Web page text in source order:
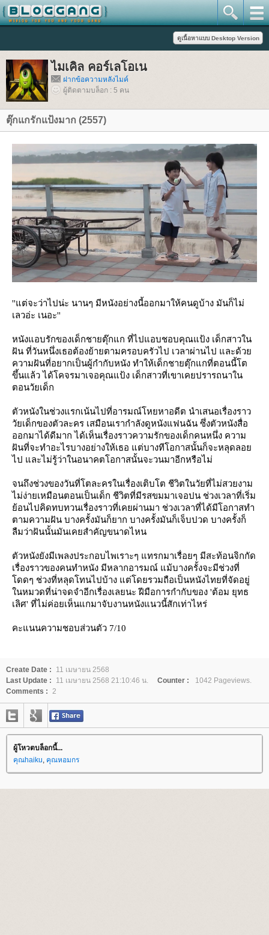
ไมเคิล คอร์เลโอเน
ฝากข้อความหลังไมค์
ผู้ติดตามบล็อก : 5 คน
ตุ๊กแกรักแป้งมาก (2557)
''แต่จะว่าไปน่ะ นานๆ มีหนังอย่างนี้ออกมาให้คนดูบ้าง มันก็ไม่
เลวอ่ะ เนอะ''
หนังแอบรักของเด็กชายตุ๊กแก ที่ไปแอบชอบคุณแป้ง เด็กสาวใน
ฝัน ที่วันหนึ่งเธอต้องย้ายตามครอบครัวไป เวลาผ่านไป และด้ว
ความฝันที่อยากเป็นผู้กำกับหนัง ทำให้เด็กชายตุ๊กแกที่ตอนนี้โต
ขึ้นแล้ว ได้โคจรมาเจอคุณแป้ง เด็กสาวที่เขาเคยปรารถนาใน
ตอนวัยเด็ก
ตัวหนังในช่วงแรกเน้นไปที่อารมณ์โหยหาอดีต นำเสนอเรื่องราว
วัยเด็กของตัวละคร เสมือนเรากำลังดูหนังแฟนฉัน ซึ่งตัวหนังสื่อ
ออกมาได้ดีมาก ได้เห็นเรื่องราวความรักของเด็กคนหนึ่ง ความ
ฝันที่จะทำอะไรบางอย่างให้เธอ แต่บางทีโอกาสนั้นก็จะหลุดลอ
ไป และไม่รู้ว่าในอนาคตโอกาสนั้นจะวนมาอีกหรือไม่
จนถึงช่วงของวันที่โตละครในเรื่องเติบโต ชีวิตในวัยที่ไม่สวยงาม
ไม่ง่ายเหมือนตอนเป็นเด็ก ชีวิตที่มีรสขมมาเจอปน ช่วงเวลาที่เริ่ม
้อนไปคิดทบทวนเรื่องราวที่เคยผ่านมา ช่วงเวลาที่ได้มีโอกาสทำ
ตามความฝัน บางครั้งมันก็ยาก บางครั้งมันก็เจ็บปวด บางครั้งก็
ลืมว่าฝันนั้นมันเคยสำคัญขนาดไหน
ตัวหนังยังมีเพลงประกอบไพเราะๆ แทรกมาเรื่อยๆ มีสะท้อนจิกกัด
เรื่องราวของคนทำหนัง มีหลากอารมณ์ แม้บางครั้งจะมีช่วงที่
ดดๆ ช่วงที่หลุดโทนไปบ้าง แต่โดยรวมถือเป็นหนังไทยที่จัดอยู่
นหมวดที่น่าจดจำอีกเรื่องเลยนะ ฝีมือการกำกับของ 'ต้อม ยุทธ
เลิศ' ที่ไม่ค่อยเห็นแกมาจับงานหนังแนวนี้สักเท่าไหร่
คะแนนความชอบส่วนตัว 7/10
Create Date :
11 เมษายน 2568
Last Update :
11 เมษายน 2568 21:10:46 น. Counter :
1042 Pageviews.
Comments :
2
ผู้โหวตบล็อกนี้...
คุณhaiku คุณหอมกร